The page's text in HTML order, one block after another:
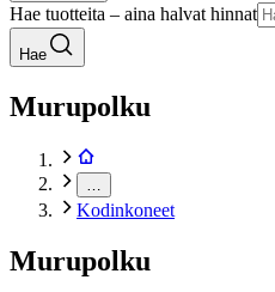
Hae tuotteita – aina halvat hinnat
Hae
Murupolku
Kodinkoneet
Murupolku